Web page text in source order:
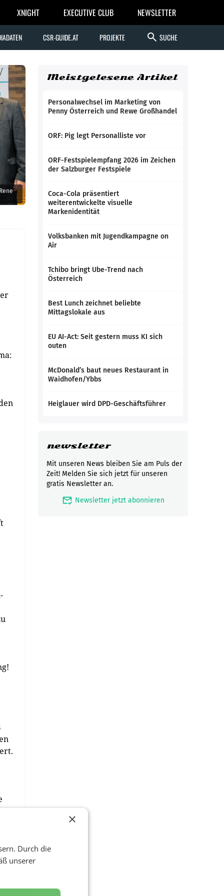
XNIGHT EXECUTIVE CLUB NEWSLETTER
CSR-GUIDE.AT PROJEKTE search SUCHE
Meistgelesene Artikel
Personalwechsel im Marketing von
Penny Österreich und Rewe Großhandel
ORF: Pig legt Personalliste vor
ORF-Festspielempfang 2026 im Zeichen
der Salzburger Festspiele
Coca-Cola präsentiert
weiterentwickelte visuelle
Markenidentität
Volksbanken mit Jugendkampagne on
Air
Tchibo bringt Ube-Trend nach
Österreich
Best Lunch zeichnet beliebte
Mittagslokale aus
EU AI-Act: Seit gestern muss KI sich
outen
McDonald’s baut neues Restaurant in
Waidhofen/Ybbs
Heiglauer wird DPD-Geschäftsführer
newsletter
Mit unseren News bleiben Sie am Puls der
Zeit! Melden Sie sich jetzt für unseren
gratis Newsletter an.
mark_email_read Newsletter jetzt abonnieren
×
Durch die
unserer